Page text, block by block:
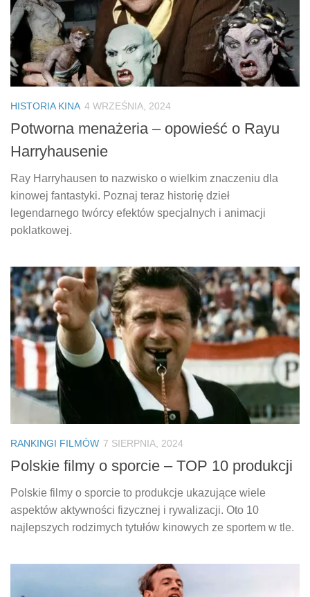
HISTORIA KINA 4 WRZEŚNIA, 2024
Potworna menażeria – opowieść o Rayu
Harryhausenie
Ray Harryhausen to nazwisko o wielkim znaczeniu dla
kinowej fantastyki. Poznaj teraz historię dzieł
legendarnego twórcy efektów specjalnych i animacji
poklatkowej.
RANKINGI FILMÓW 7 SIERPNIA, 2024
Polskie filmy o sporcie – TOP 10 produkcji
Polskie filmy o sporcie to produkcje ukazujące wiele
aspektów aktywności fizycznej i rywalizacji. Oto 10
najlepszych rodzimych tytułów kinowych ze sportem w tle.